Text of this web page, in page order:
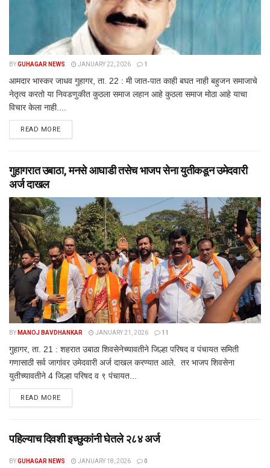
BYGUHAGAR NEWS JANUARY 22, 2026 1
आमदार भास्कर जाधव गुहागर, ता. 22 : मी जात-पात काही बघत नाही बहुजन समाजाचे
नेतृत्व करतो या निवडणुकीत कुठला समाज लहान आहे कुठला समाज मोठा आहे याचा
विचार केला नाही....
READ MOREDETAILS
गुहागरात उबाठा, मनसे आघाडी तसेच भाजप सेना युतीकडून उमेदवारी
अर्ज दाखल
BY MANOJ BAVDHANKAR JANUARY 21, 2026 11
गुहागर, ता. 21 : शहरात उबाठा शिवसेनेच्यावतीने जिल्हा परिषद व पंचायत समिती
गणासाठी सर्व जागांवर उमेदवारी अर्ज दाखल करण्यात आले. तर भाजप शिवसेना
युतीच्यावतीने 4 जिल्हा परिषद व ९ पंचायत...
READ MOREDETAILS
पहिल्याच दिवशी इच्छुकांनी घेतले २८४ अर्ज
BYGUHAGAR NEWS JANUARY 18, 2026 0